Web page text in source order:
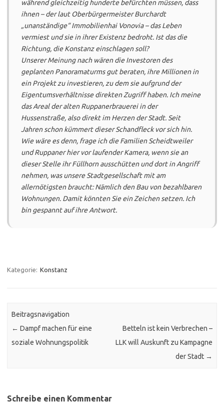
während gleichzeitig hunderte befürchten müssen, dass
ihnen – der laut Oberbürgermeister Burchardt
„unanständige“ Immobilienhai Vonovia – das Leben
vermiest und sie in ihrer Existenz bedroht. Ist das die
Richtung, die Konstanz einschlagen soll?
Unserer Meinung nach wären die Investoren des
geplanten Panoramaturms gut beraten, ihre Millionen in
ein Projekt zu investieren, zu dem sie aufgrund der
Eigentumsverhältnisse direkten Zugriff haben. Ich meine
das Areal der alten Ruppanerbrauerei in der
Hussenstraße, also direkt im Herzen der Stadt. Seit
Jahren schon kümmert dieser Schandfleck vor sich hin.
Wie wäre es denn, frage ich die Familien Scheidtweiler
und Ruppaner hier vor laufender Kamera, wenn sie an
dieser Stelle ihr Füllhorn ausschütten und dort in Angriff
nehmen, was unsere Stadtgesellschaft mit am
allernötigsten braucht: Nämlich den Bau von bezahlbaren
Wohnungen. Damit könnten Sie ein Zeichen setzen. Ich
bin gespannt auf ihre Antwort.
Kategorie: Konstanz
Beitragsnavigation
← Dampf machen für eine
soziale Wohnungspolitik
Betteln ist kein Verbrechen –
LLK will Auskunft zu Kampagne
der Stadt →
Schreibe einen Kommentar